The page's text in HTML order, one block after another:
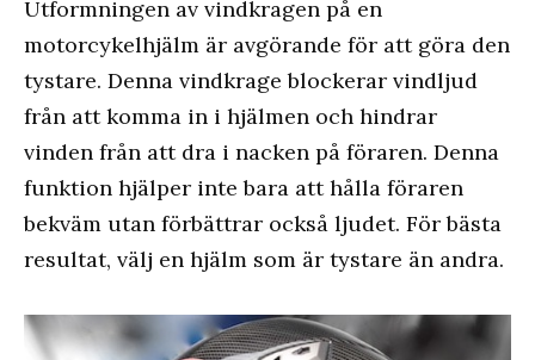
Utformningen av vindkragen på en
motorcykelhjälm är avgörande för att göra den
tystare. Denna vindkrage blockerar vindljud
från att komma in i hjälmen och hindrar
vinden från att dra i nacken på föraren. Denna
funktion hjälper inte bara att hålla föraren
bekväm utan förbättrar också ljudet. För bästa
resultat, välj en hjälm som är tystare än andra.